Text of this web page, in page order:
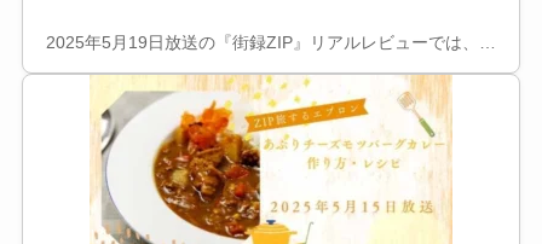
2025年5月19日放送の『街録ZIP』リアルレビューでは、…